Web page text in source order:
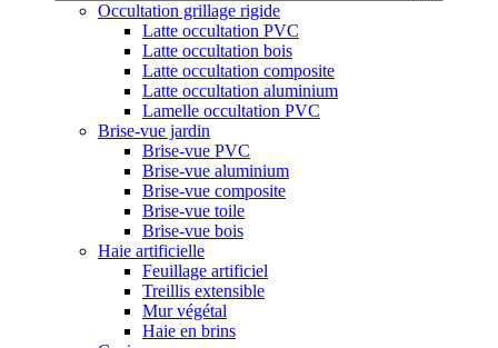
Occultation grillage rigide
Latte occultation PVC
Latte occultation bois
Latte occultation composite
Latte occultation aluminium
Lamelle occultation PVC
Brise-vue jardin
Brise-vue PVC
Brise-vue aluminium
Brise-vue composite
Brise-vue toile
Brise-vue bois
Haie artificielle
Feuillage artificiel
Treillis extensible
Mur végétal
Haie en brins